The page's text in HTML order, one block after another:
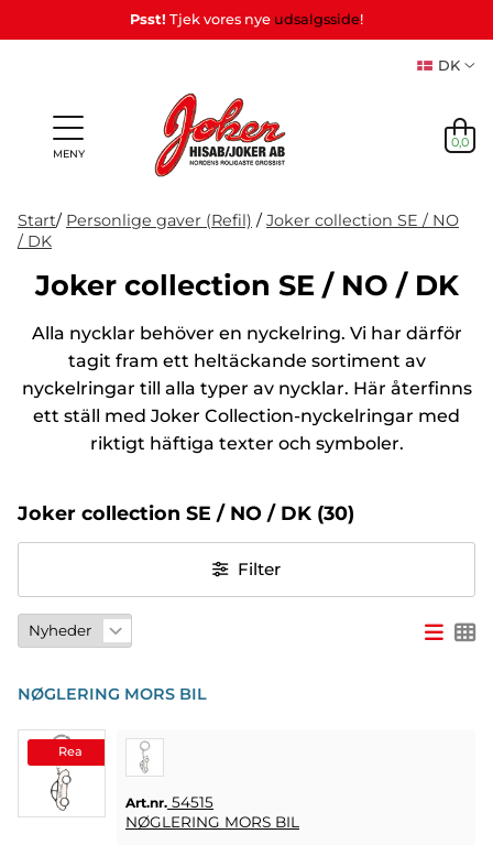
Psst! Tjek vores nye udsalgsside!
DK
MENY
PÅ LAGER
Tema Party
& Gaver
gaver
(Refil)
&
Leg
NYHEDER
PÅ LAGER
PARTY
& GAVER
(REFIL)
SPIL
LEG
0,0
Start/ Personlige gaver (Refil) / Joker collection SE / NO
/ DK
Joker collection SE / NO / DK
Alla nycklar behöver en nyckelring. Vi har därför
tagit fram ett heltäckande sortiment av
nyckelringar till alla typer av nycklar. Här återfinns
ett ställ med Joker Collection-nyckelringar med
riktigt häftiga texter och symboler.
Joker collection SE / NO / DK (30)
Filter
Rea
NØGLERING MORS BIL
Art.nr. 54515
NØGLERING MORS BIL